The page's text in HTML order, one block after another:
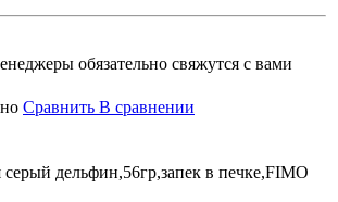
обязательно свяжутся с вами
Сравнить В сравнении
дельфин,56гр,запек в печке,FIMO